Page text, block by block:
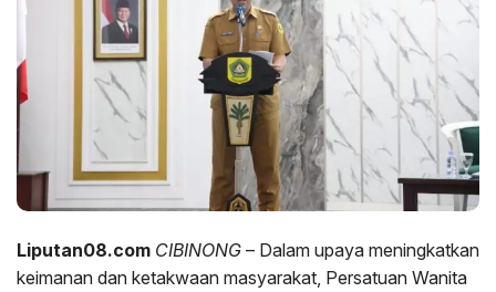
Liputan08.com CIBINONG – Dalam upaya meningkatkan
keimanan dan ketakwaan masyarakat, Persatuan Wanita